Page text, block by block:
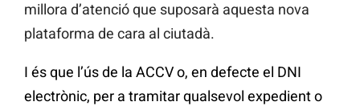
millora d’atenció que suposarà aquesta nova
plataforma de cara al ciutadà.
I és que l’ús de la ACCV o, en defecte el DNI
electrònic, per a tramitar qualsevol expedient o